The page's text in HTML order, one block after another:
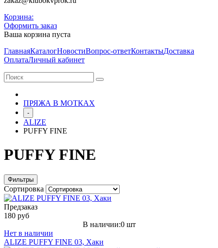
Корзина:
Оформить заказ
Ваша корзина пуста
ГлавнаяКаталогНовостиВопрос-ответКонтактыДоставка
ОплатаЛичный кабинет
ПРЯЖА В МОТКАХ
-
ALIZE
PUFFY FINE
PUFFY FINE
Фильтры
Сортировка
Предзаказ
180 руб
В наличии:0 шт
Нет в наличии
ALIZE PUFFY FINE 03, Хаки